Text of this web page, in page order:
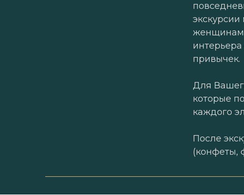
женщинам
привычек.
Для
которые
каждого
После
(конфеты,